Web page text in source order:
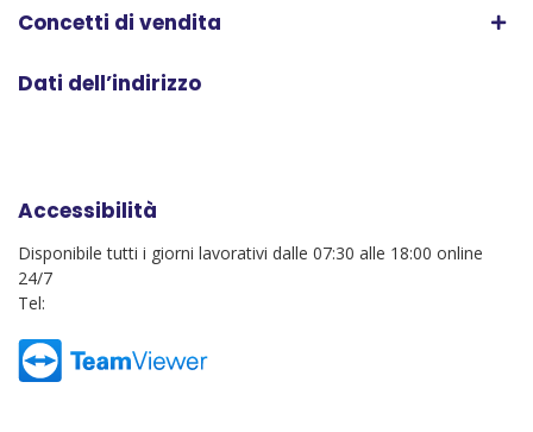
Concetti di vendita
Dati dell’indirizzo
Accessibilità
Disponibile tutti i giorni lavorativi dalle 07:30 alle 18:00 online
24/7
Tel: